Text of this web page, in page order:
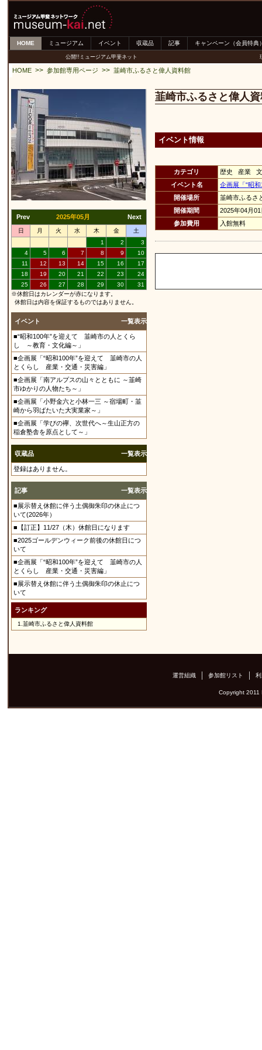
HOME ミュージアム イベント 収蔵品 記事 キャンペーン（会員特典
公開!!ミュージアム甲斐ネット
HOME >> 参加館専用ページ >> 韮崎市ふるさと偉人資料館
Prev 2025年05月 Next
日 月 火 水 木 金
土
1
2
3
4
5 6 7 8 9
10
11
12 13 14 15 16
17
18
19 20 21 22 23
24
25
26 27 28 29 30
31
※休館日はカレンダーが赤になります。
休館日は内容を保証するものではありません。
イベント 一覧表示
■“昭和100年”を迎えて 韮崎市の人とくら
し ～教育・文化編～」
■企画展「“昭和100年”を迎えて 韮崎市の人
とくらし 産業・交通・災害編」
■企画展「南アルプスの山々とともに ～韮崎
市ゆかりの人物たち～」
■企画展「小野金六と小林一三 ～宿場町・韮
崎から羽ばたいた大実業家～」
■企画展「学びの襷、次世代へ～生山正方の
稲倉塾舎を原点として～」
収蔵品 一覧表示
登録はありません。
記事 一覧表示
■展示替え休館に伴う土偶御朱印の休止につ
いて(2026年）
■【訂正】11/27（木）休館日になります
■2025ゴールデンウィーク前後の休館日につ
いて
■企画展「“昭和100年”を迎えて 韮崎市の人
とくらし 産業・交通・災害編」
■展示替え休館に伴う土偶御朱印の休止につ
いて
ランキング
1. 韮崎市ふるさと偉人資料館
韮崎市ふるさと偉人
イベント情報
カテゴリ
歴史 産業
イベント名
企画展「“昭
開催場所
韮崎市ふるさ
開催期間
2025年04月
参加費用
入館無料
運営組織 参加館リスト
Copyright 2011